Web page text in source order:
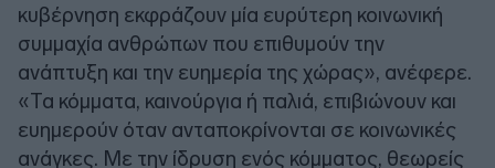
κυβέρνηση εκφράζουν μία ευρύτερη κοινωνική
συμμαχία ανθρώπων που επιθυμούν την
ανάπτυξη και την ευημερία της χώρας», ανέφερε.
«Τα κόμματα, καινούργια ή παλιά, επιβιώνουν και
ευημερούν όταν ανταποκρίνονται σε κοινωνικές
ανάγκες. Με την ίδρυση ενός κόμματος, θεωρείς